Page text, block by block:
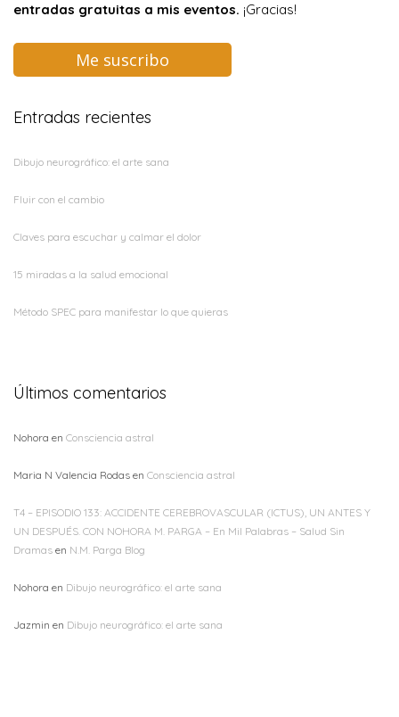
entradas gratuitas a mis eventos. ¡Gracias!
Me suscribo
Entradas recientes
Dibujo neurográfico: el arte sana
Fluir con el cambio
Claves para escuchar y calmar el dolor
15 miradas a la salud emocional
Método SPEC para manifestar lo que quieras
Últimos comentarios
Nohora en Consciencia astral
Maria N Valencia Rodas en Consciencia astral
T4 – EPISODIO 133: ACCIDENTE CEREBROVASCULAR (ICTUS), UN ANTES Y
UN DESPUÉS. CON NOHORA M. PARGA – En Mil Palabras – Salud Sin
Dramas en N.M. Parga Blog
Nohora en Dibujo neurográfico: el arte sana
Jazmin en Dibujo neurográfico: el arte sana